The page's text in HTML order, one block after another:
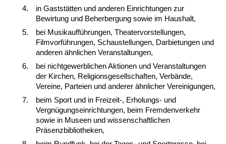
4.
in Gaststätten und anderen Einrichtungen zur
Bewirtung und Beherbergung sowie im Haushalt,
5.
bei Musikaufführungen, Theatervorstellungen,
Filmvorführungen, Schaustellungen, Darbietungen und
anderen ähnlichen Veranstaltungen,
6.
bei nichtgewerblichen Aktionen und Veranstaltungen
der Kirchen, Religionsgesellschaften, Verbände,
Vereine, Parteien und anderer ähnlicher Vereinigungen,
7.
beim Sport und in Freizeit-, Erholungs- und
Vergnügungseinrichtungen, beim Fremdenverkehr
sowie in Museen und wissenschaftlichen
Präsenzbibliotheken,